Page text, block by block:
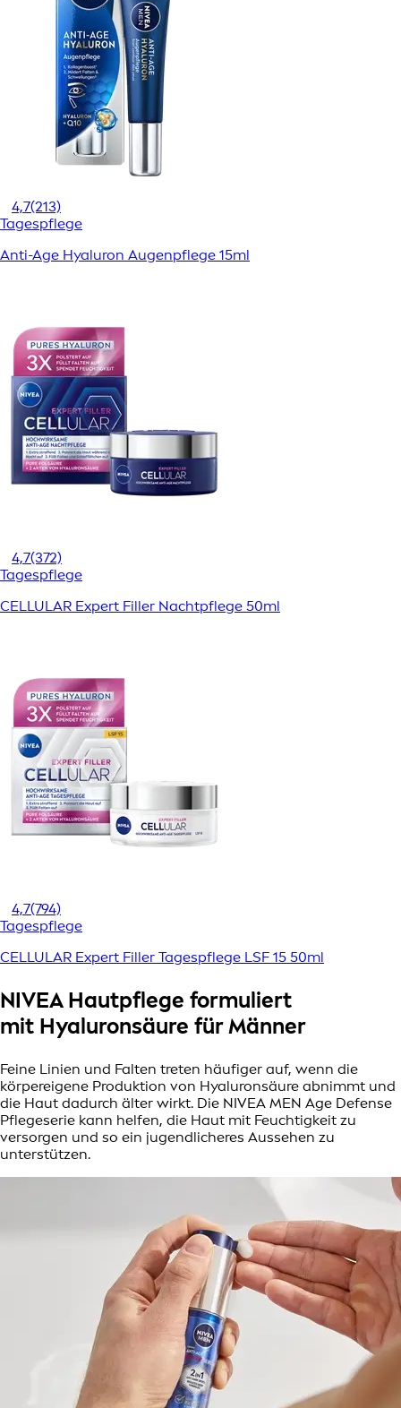
4,7(213)
Tagespflege
Anti-Age Hyaluron Augenpflege 15ml
4,7(372)
Tagespflege
CELLULAR Expert Filler Nachtpflege 50ml
4,7(794)
Tagespflege
CELLULAR Expert Filler Tagespflege LSF 15 50ml
NIVEA Hautpflege formuliert
mit Hyaluronsäure für Männer
Feine Linien und Falten treten häufiger auf, wenn die
körpereigene Produktion von Hyaluronsäure abnimmt und
die Haut dadurch älter wirkt. Die NIVEA MEN Age Defense
Pflegeserie kann helfen, die Haut mit Feuchtigkeit zu
versorgen und so ein jugendlicheres Aussehen zu
unterstützen.